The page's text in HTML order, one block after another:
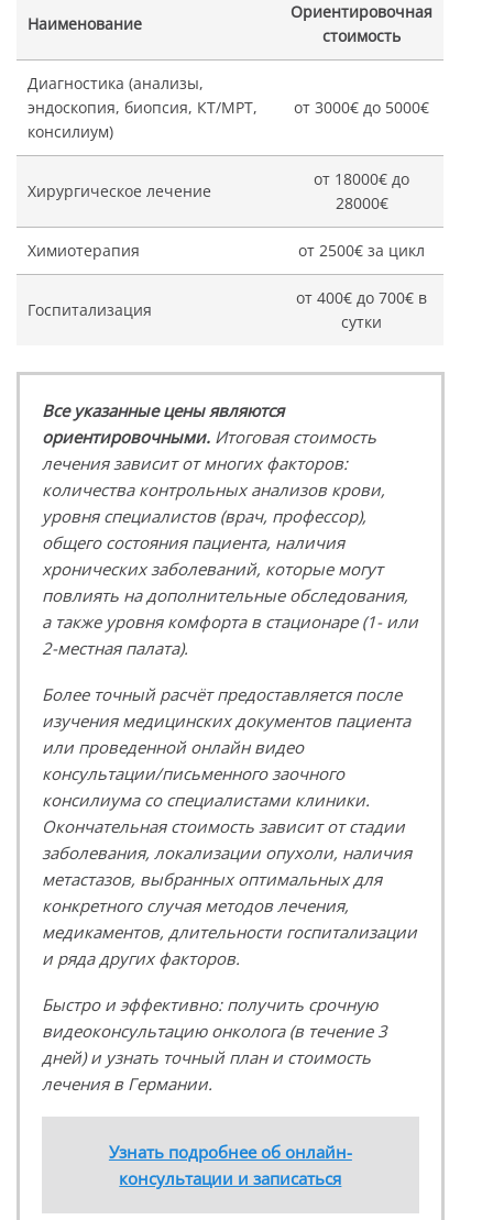
Наименование
Ориентировочная
стоимость
Диагностика (анализы,
эндоскопия, биопсия, КТ/МРТ,
консилиум)
от 3000€ до 5000€
Хирургическое лечение
от 18000€ до
28000€
Химиотерапия от 2500€ за цикл
Госпитализация
от 400€ до 700€ в
сутки
Все указанные цены являются
ориентировочными. Итоговая стоимость
лечения зависит от многих факторов:
количества контрольных анализов крови,
уровня специалистов (врач, профессор),
общего состояния пациента, наличия
хронических заболеваний, которые могут
повлиять на дополнительные обследования,
а также уровня комфорта в стационаре (1- или
2-местная палата).
Более точный расчёт предоставляется после
изучения медицинских документов пациента
или проведенной онлайн видео
консультации/письменного заочного
консилиума со специалистами клиники.
Окончательная стоимость зависит от стадии
заболевания, локализации опухоли, наличия
метастазов, выбранных оптимальных для
конкретного случая методов лечения,
медикаментов, длительности госпитализации
и ряда других факторов.
Быстро и эффективно: получить срочную
видеоконсультацию онколога (в течение 3
дней) и узнать точный план и стоимость
лечения в Германии.
Узнать подробнее об онлайн-
консультации и записаться